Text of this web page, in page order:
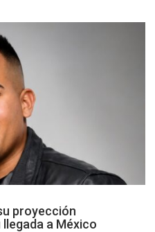
proyección
a México